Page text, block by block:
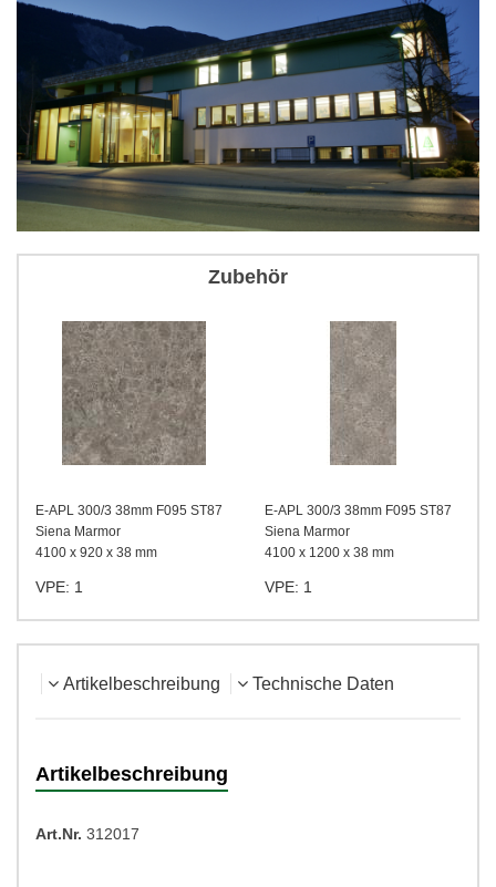
Zubehör
E-APL 300/3 38mm F095 ST87
Siena Marmor
4100 x 920 x 38 mm
VPE: 1
E-APL 300/3 38mm F095 ST87
Siena Marmor
4100 x 1200 x 38 mm
VPE: 1
Artikelbeschreibung Technische Daten
Artikelbeschreibung
Art.Nr. 312017